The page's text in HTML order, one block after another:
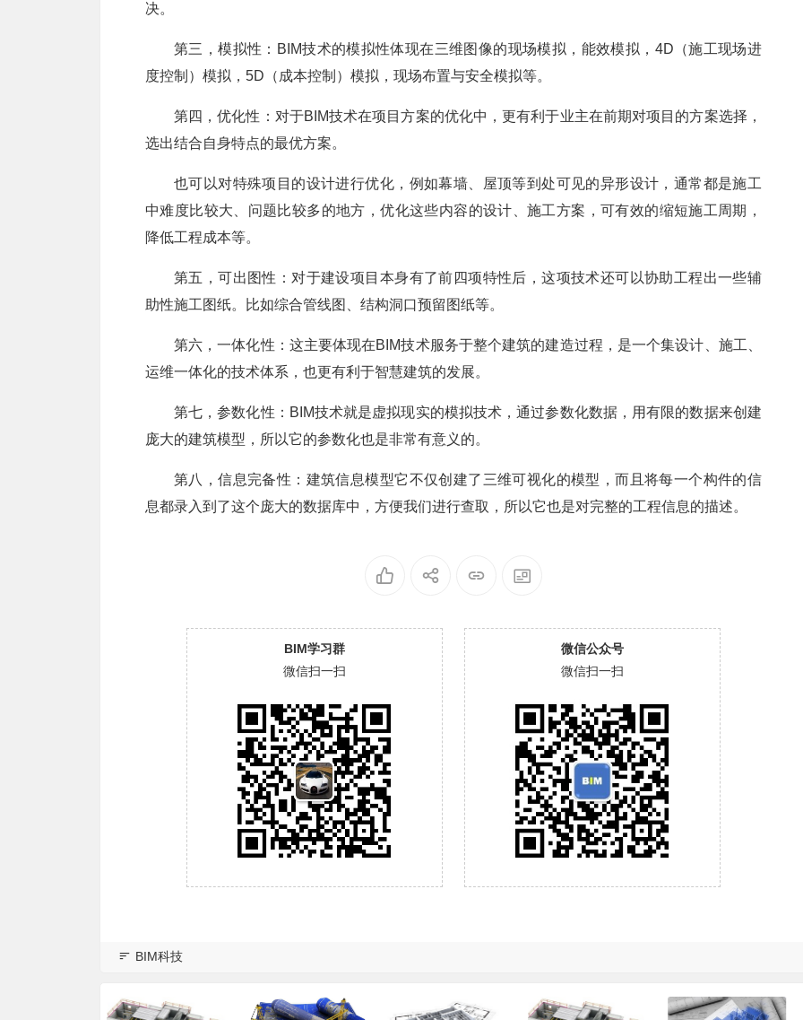
决。
第三，模拟性：BIM技术的模拟性体现在三维图像的现场模拟，能效模拟，4D（施工现场进
度控制）模拟，5D（成本控制）模拟，现场布置与安全模拟等。
第四，优化性：对于BIM技术在项目方案的优化中，更有利于业主在前期对项目的方案选择，
选出结合自身特点的最优方案。
也可以对特殊项目的设计进行优化，例如幕墙、屋顶等到处可见的异形设计，通常都是施工
中难度比较大、问题比较多的地方，优化这些内容的设计、施工方案，可有效的缩短施工周期，
降低工程成本等。
第五，可出图性：对于建设项目本身有了前四项特性后，这项技术还可以协助工程出一些辅
助性施工图纸。比如综合管线图、结构洞口预留图纸等。
第六，一体化性：这主要体现在BIM技术服务于整个建筑的建造过程，是一个集设计、施工、
运维一体化的技术体系，也更有利于智慧建筑的发展。
第七，参数化性：BIM技术就是虚拟现实的模拟技术，通过参数化数据，用有限的数据来创建
庞大的建筑模型，所以它的参数化也是非常有意义的。
第八，信息完备性：建筑信息模型它不仅创建了三维可视化的模型，而且将每一个构件的信
息都录入到了这个庞大的数据库中，方便我们进行查取，所以它也是对完整的工程信息的描述。
BIM学习群
微信扫一扫
微信公众号
微信扫一扫
BIM科技